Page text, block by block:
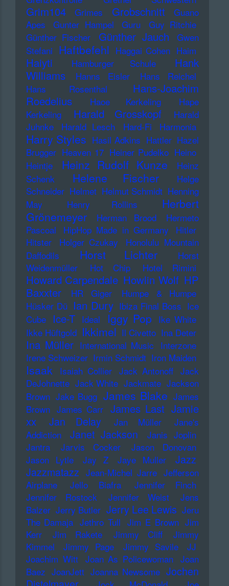
Grim104 Grimes Grobschnitt
Guano
Apes
Gunter Hampel Guru
Guy Ritchie
Günther Fischer
Günther Jauch
Gwen
Stefani Haftbefehl Haggai Cohen Haim
Haiyti Hamburger Schule
Hank
Williams
Hanns Eisler
Hans Reichel
Hans Rosenthal
Hans-Joachim
Roedelius
Haoe Kerkeling
Hape
Kerkeling
Harald Grosskopf
Harald
Juhnke
Harald Lesch Hard-Fi Harmonia
Harry Styles Hasil Adkins Hattler Hazel
Brugger Heaven 17 Heiner Pudelko Heino
Heintje
Heinz Rudolf Kunze
Heinz
Schenk
Helene Fischer
Helge
Schneider Helmet Helmut Schmidt Henning
May
Henry Rollins
Herbert
Grönemeyer
Herman Brood
Hermeto
Pascoal
HipHop Made in Germany
Hitler
Hitster
Holger Czukay
Honolulu Mountain
Daffodils
Horst Lichter
Horst
Weidenmüller
Hot Chip Hotel Rimini
Howard Carpendale Howlin Wolf HP
Baxxter
HR Giger
Humpe & Humpe
Hüsker Dü Ian Dury Ibiza Final Boss Ice
Cube
Ice-T Ideal Iggy Pop Ike White
Ikke Hüftgold Ikkimel Il Civetto Ina Deter
Ina Müller International Music Interzone
Irene Schweizer Irmin Schmidt Iron Maiden
Isaak Isaiah Collier Jack Antonoff Jack
DeJohnette Jack White Jackmate Jackson
Brown Jake Bugg James Blake James
Brown James Carr James Last Jamie
xx
Jan Delay Jan Müller
Jane's
Addiction
Janet Jackson
Janis Joplin
Jantra
Jarvis Cocker
Jason Donovan
Jason Lytle
Jay Z Jaye Muller
Jazz
Jazzmatazz Jean-Michel Jarre Jefferson
Airplane
Jello Biafra
Jennifer Finch
Jennifer Rostock
Jennifer Weist
Jens
Balzer Jerry Butler Jerry Lee Lewis Jeru
The Damaja Jethro Tull Jim E Brown Jim
Kerr
Jim Rakete Jimmy Cliff
Jimmy
Kimmel
Jimmy Page Jimmy Savile
JJ
Joachim Witt Joan As Policewoman Joan
Baez JoanJett Joanna Newsome Jochen